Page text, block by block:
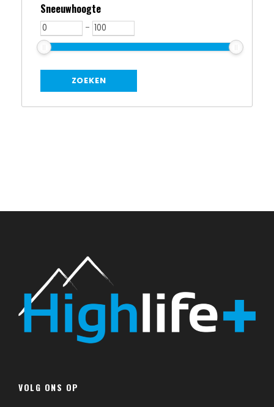
Sneeuwhoogte
-
VOLG ONS OP